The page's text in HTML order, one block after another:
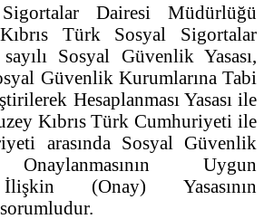
Dairesi Müdürlüğü
Türk Sosyal Sigortalar
Sosyal Güvenlik Yasası,
Güvenlik Kurumlarına Tabi
Hesaplanması Yasası ile
Kıbrıs Türk Cumhuriyeti ile
arasında Sosyal Güvenlik
Onaylanmasının Uygun
İlişkin (Onay) Yasasının